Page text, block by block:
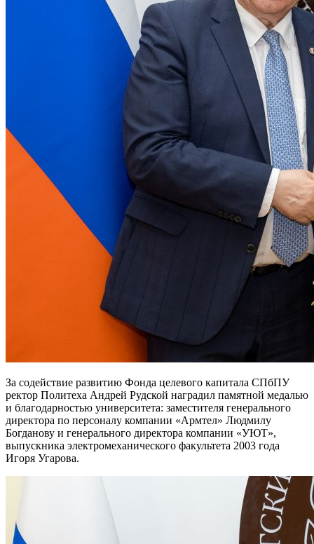
За содействие развитию Фонда целевого капитала СПбПУ
ректор Политеха Андрей Рудской наградил памятной медалью
и благодарностью университета: заместителя генерального
директора по персоналу компании «Армтел» Людмилу
Богданову и генерального директора компании «УЮТ»,
выпускника электромеханического факультета 2003 года
Игоря Угарова.